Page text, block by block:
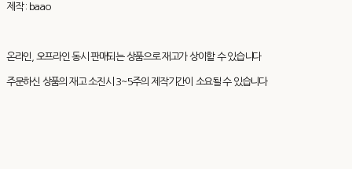
제작 : baao
온라인, 오프라인 동시 판매되는 상품으로 재고가 상이할 수 있습니다
주문하신 상품의 재고 소진시 3~5주의 제작기간이 소요될 수 있습니다